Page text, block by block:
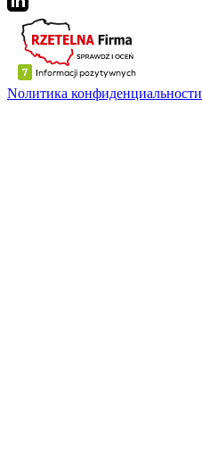
Nолитика конфиденциальности